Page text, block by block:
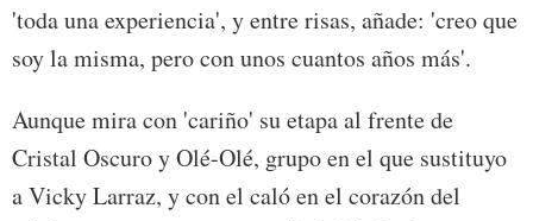
'toda una experiencia', y entre risas, añade: 'creo que
soy la misma, pero con unos cuantos años más'.
Aunque mira con 'cariño' su etapa al frente de
Cristal Oscuro y Olé-Olé, grupo en el que sustituyo
a Vicky Larraz, y con el caló en el corazón del